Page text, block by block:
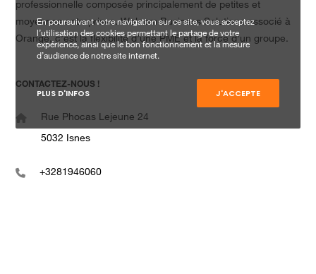
professionnelle composée principalement de petites et
moyennes entreprises. Walcom Business Solutions associé à
Orange, c’est la flexibilité d’une PME et la force d’un groupe.
CONTACTEZ-NOUS !
Rue Phocas Lejeune 24
5032 Isnes
+3281946060
En poursuivant votre navigation sur ce site, vous acceptez
l’utilisation des cookies permettant le partage de votre
expérience, ainsi que le bon fonctionnement et la mesure
d’audience de notre site internet.
PLUS D'INFOS J'ACCEPTE